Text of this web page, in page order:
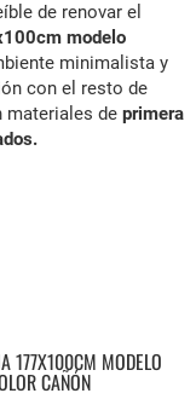
de renovar el
modelo
minimalista y
con el resto de
materiales de primera
177X100CM MODELO
CAÑÓN